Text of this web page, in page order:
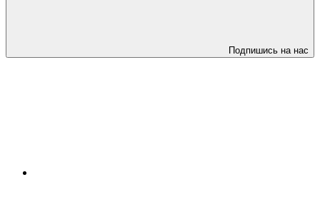
Подпишись на нас